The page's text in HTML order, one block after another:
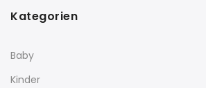
Kategorien
Baby
Kinder